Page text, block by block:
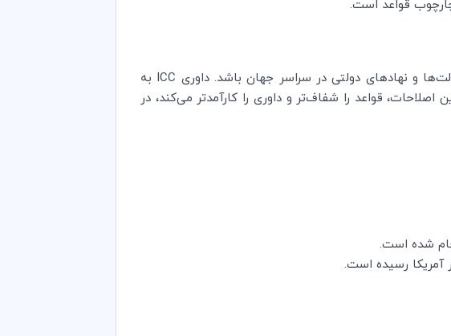
قواعد است.
قواعد اصلاح شده نشان‌دهنده تعهد ما به این است که داوری ICC پاسخگوی نیازهای شرکت‌ها، دولت‌ها و نهادهای دولتی در سراسر جهان باشد. داوری ICC به
قواعد را شفاف‌تر و داوری را کارآمدتر می‌کند، در